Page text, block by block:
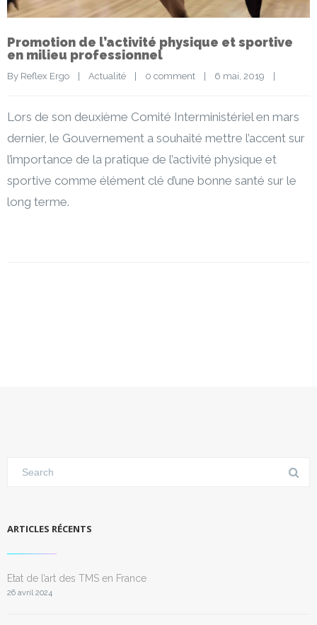
Promotion de l’activité physique et sportive
en milieu professionnel
By Reflex Ergo | Actualité | 0 comment | 6 mai, 2019 |
Lors de son deuxième Comité Interministériel en mars
dernier, le Gouvernement a souhaité mettre l’accent sur
l’importance de la pratique de l’activité physique et
sportive comme élément clé d’une bonne santé sur le
long terme.
ARTICLES RÉCENTS
Etat de l’art des TMS en France
26 avril 2024